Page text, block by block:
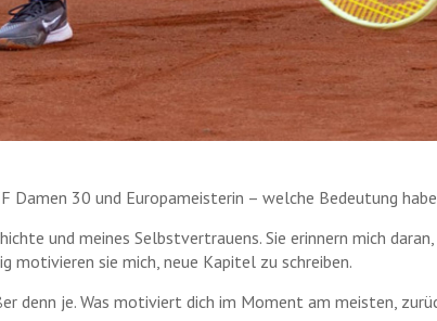
Damen 30 und Europameisterin – welche Bedeutung
und meines Selbstvertrauens. Sie erinnern mich
motivieren sie mich, neue Kapitel zu schreiben.
denn je. Was motiviert dich im Moment am meisten,